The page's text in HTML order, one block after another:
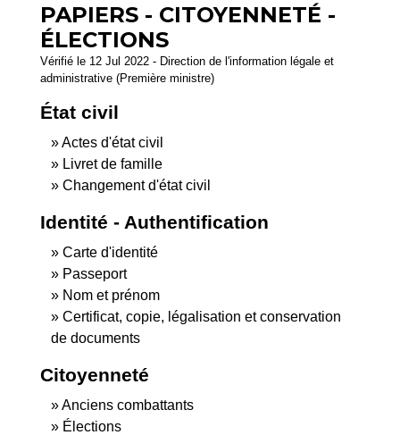
PAPIERS - CITOYENNETÉ -
ÉLECTIONS
Vérifié le 12 Jul 2022 - Direction de l'information légale et
administrative (Première ministre)
État civil
Actes d'état civil
Livret de famille
Changement d'état civil
Identité - Authentification
Carte d'identité
Passeport
Nom et prénom
Certificat, copie, légalisation et conservation
de documents
Citoyenneté
Anciens combattants
Élections